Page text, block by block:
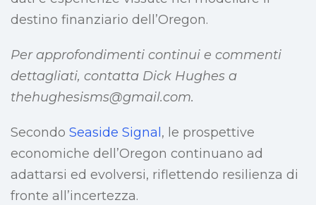
destino finanziario dell’Oregon.
Per approfondimenti continui e commenti
dettagliati, contatta Dick Hughes a
thehughesisms@gmail.com.
Secondo Seaside Signal , le prospettive
economiche dell’Oregon continuano ad
adattarsi ed evolversi, riflettendo resilienza di
fronte all’incertezza.